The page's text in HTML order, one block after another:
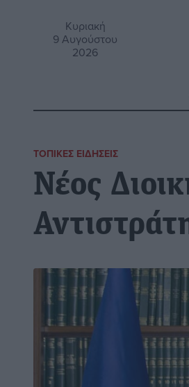
Κυριακή
9 Αυγούστου
2026
ΤΟΠΙΚΈΣ ΕΙΔΉΣΕΙΣ
Νέος